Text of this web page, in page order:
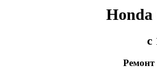
с
Ремонт